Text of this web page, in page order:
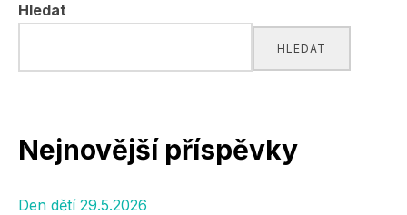
Hledat
HLEDAT
Nejnovější příspěvky
Den dětí 29.5.2026